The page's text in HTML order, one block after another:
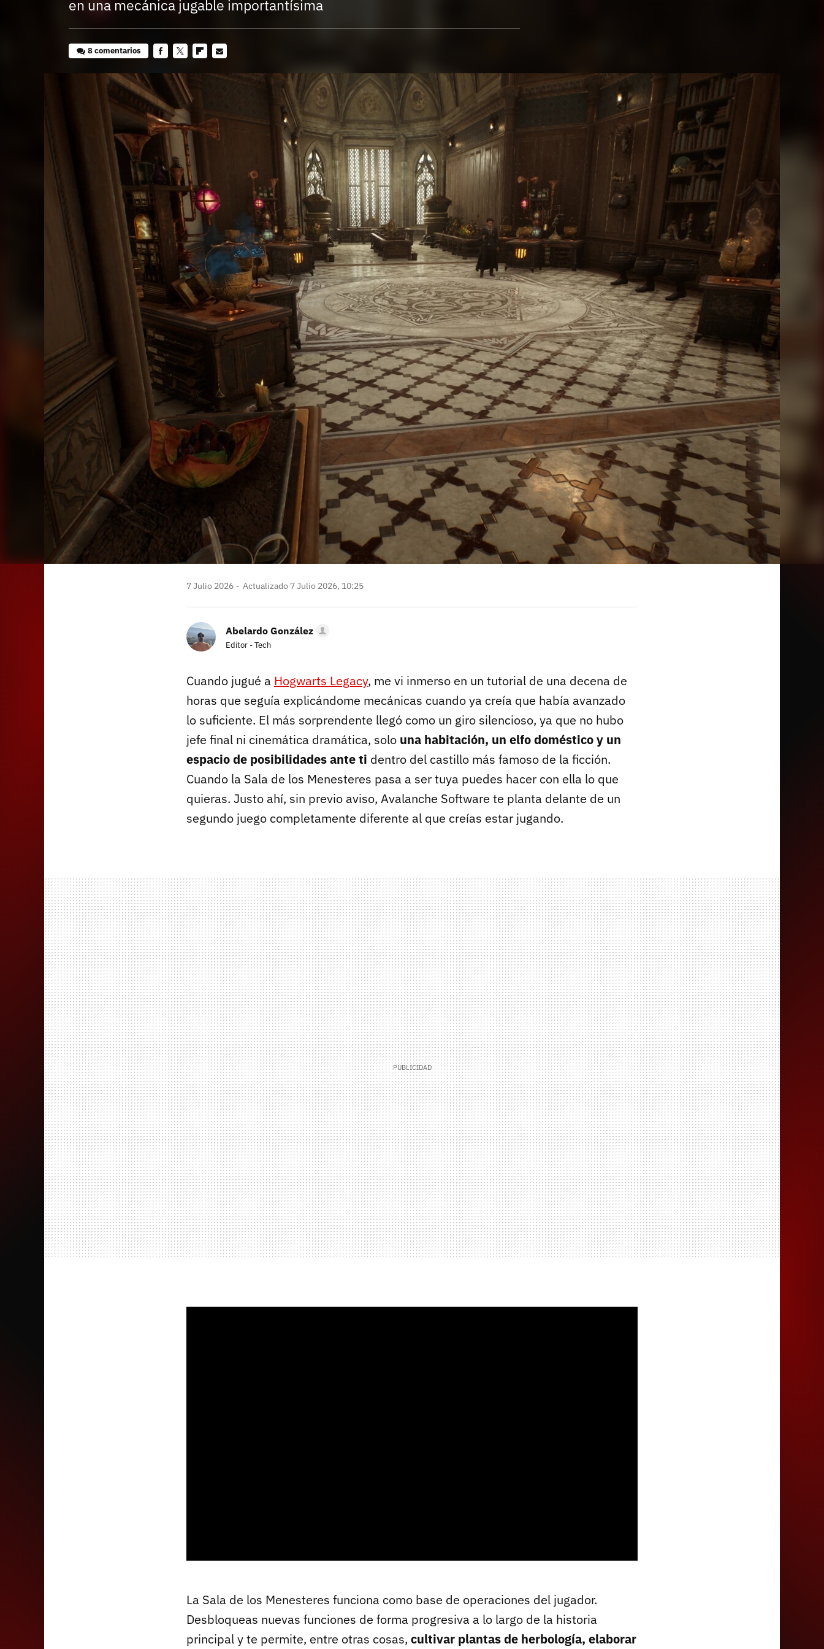
en una mecánica jugable importantísima
8 comentarios
mail
7 Julio 2026 Actualizado 7 Julio 2026, 10:25
Abelardo González
Editor - Tech
Cuando jugué a Hogwarts Legacy, me vi inmerso en un tutorial de una decena de
horas que seguía explicándome mecánicas cuando ya creía que había avanzado
lo suficiente. El más sorprendente llegó como un giro silencioso, ya que no hubo
jefe final ni cinemática dramática, solo una habitación, un elfo doméstico y un
espacio de posibilidades ante ti dentro del castillo más famoso de la ficción.
Cuando la Sala de los Menesteres pasa a ser tuya puedes hacer con ella lo que
quieras. Justo ahí, sin previo aviso, Avalanche Software te planta delante de un
segundo juego completamente diferente al que creías estar jugando.
La Sala de los Menesteres funciona como base de operaciones del jugador.
Desbloqueas nuevas funciones de forma progresiva a lo largo de la historia
principal y te permite, entre otras cosas, cultivar plantas de herbología, elaborar